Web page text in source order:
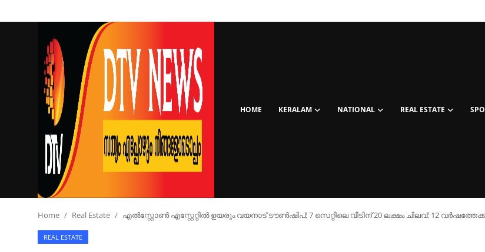
HOME KERALAM NATIONAL REAL ESTATE
Login Register
Real Estate
Sports
Business
Home Real Estate എൽസ്റ്റോൺ എസ്റ്റേറ്റിൽ ഉയരും വയനാട് ടൗൺഷിപ്; 7 സെറ്റിലെ വീടിന് 20 ലക്ഷം ചിലവ്: 12
REAL ESTATE